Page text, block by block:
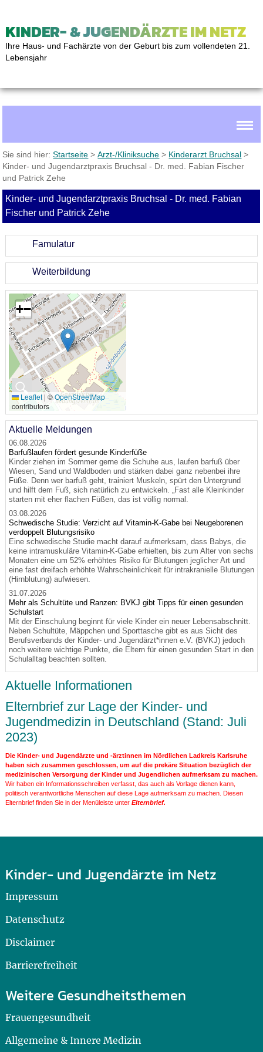
KINDER- & JUGENDÄRZTE IM NETZ
Ihre Haus- und Fachärzte von der Geburt bis zum vollendeten 21.
Lebensjahr
Sie sind hier:Startseite >Arzt-/Kliniksuche > Kinderarzt Bruchsal >
Kinder- und Jugendarztpraxis Bruchsal - Dr. med. Fabian Fischer
und Patrick Zehe
Kinder- und Jugendarztpraxis Bruchsal - Dr. med. Fabian
Fischer und Patrick Zehe
Famulatur
Weiterbildung
🔍
+−
Leaflet | ©OpenStreetMap
contributors
Aktuelle Meldungen
06.08.2026
Barfußlaufen fördert gesunde Kinderfüße
Kinder ziehen im Sommer gerne die Schuhe aus, laufen barfuß über
Wiesen, Sand und Waldboden und stärken dabei ganz nebenbei ihre
Füße. Denn wer barfuß geht, trainiert Muskeln, spürt den Untergrund
und hilft dem Fuß, sich natürlich zu entwickeln. „Fast alle Kleinkinder
starten mit eher flachen Füßen, das ist völlig normal.
03.08.2026
Schwedische Studie: Verzicht auf Vitamin-K-Gabe bei Neugeborenen
verdoppelt Blutungsrisiko
Eine schwedische Studie macht darauf aufmerksam, dass Babys, die
keine intramuskuläre Vitamin-K-Gabe erhielten, bis zum Alter von sechs
Monaten eine um 52% erhöhtes Risiko für Blutungen jeglicher Art und
eine fast dreifach erhöhte Wahrscheinlichkeit für intrakranielle Blutungen
(Hirnblutung) aufwiesen.
31.07.2026
Mehr als Schultüte und Ranzen: BVKJ gibt Tipps für einen gesunden
Schulstart
Mit der Einschulung beginnt für viele Kinder ein neuer Lebensabschnitt.
Neben Schultüte, Mäppchen und Sporttasche gibt es aus Sicht des
Berufsverbands der Kinder- und Jugendärzt*innen e.V. (BVKJ) jedoch
noch weitere wichtige Punkte, die Eltern für einen gesunden Start in den
Schulalltag beachten sollten.
Aktuelle Informationen
Elternbrief zur Lage der Kinder- und
Jugendmedizin in Deutschland (Stand: Juli
2023)
Die Kinder- und Jugendärzte und -ärztinnen im Nördlichen Ladkreis Karlsruhe
haben sich zusammen geschlossen, um auf die prekäre Situation bezüglich der
medizinischen Versorgung der Kinder und Jugendlichen aufmerksam zu machen.
Wir haben ein Informationsschreiben verfasst, das auch als Vorlage dienen kann,
politisch verantwortliche Menschen auf diese Lage aufmerksam zu machen. Diesen
Elternbrief finden Sie in der Menüleiste unter Elternbrief.
Kinder- und Jugendärzte im Netz
Impressum
Datenschutz
Disclaimer
Barrierefreiheit
Weitere Gesundheitsthemen
Frauengesundheit
Allgemeine & Innere Medizin